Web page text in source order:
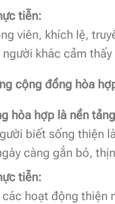
tiễn:
viên, khích lệ,
khác cảm thấy
cộng đồng hòa
hòa hợp là nền
biết sống thiện
càng gắn bó,
tiễn:
hoạt động thiện